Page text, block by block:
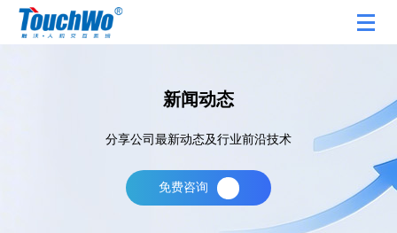
新闻动态
分享公司最新动态及行业前沿技术
免费咨询